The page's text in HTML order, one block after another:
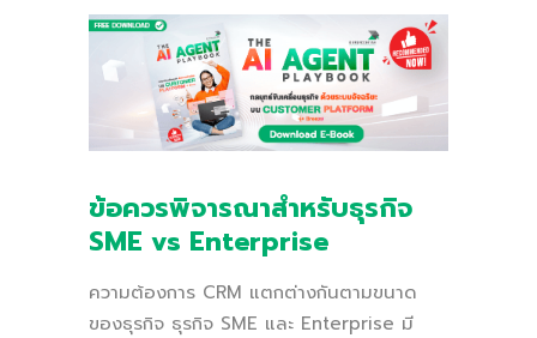
ข้อควรพิจารณาสำหรับธุรกิจ
SME vs Enterprise
ความต้องการ CRM แตกต่างกันตามขนาด
ของธุรกิจ ธุรกิจ SME และ Enterprise มี